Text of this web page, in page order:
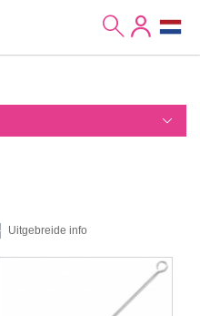
Uitgebreide info